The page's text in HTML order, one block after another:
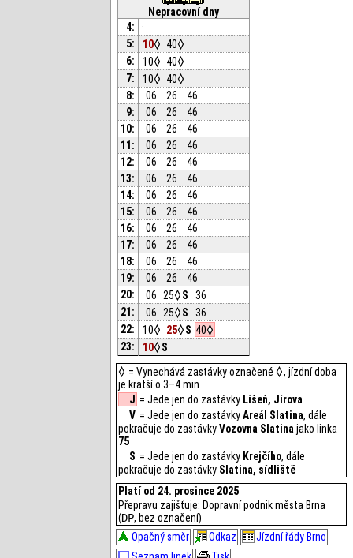
Nepracovní dny
4:
·
5:
10
40
6:
10
40
7:
10
40
8:
06 26
46
9:
06 26
46
10:
06 26
46
11:
06 26
46
12:
06 26
46
13:
06 26
46
14:
06 26
46
15:
06 26
46
16:
06 26
46
17:
06 26
46
18:
06 26
46
19:
06 26
46
20:
06 25 S
36
21:
06 25 S
36
22:
10 25 S 40
23:
10
S
= Vynechává zastávky označené
, jízdní doba
je kratší o 3–4 min
J = Jede jen do zastávky Líšeň, Jírova
V = Jede jen do zastávkyAreál Slatina, dále
pokračuje do zastávkyVozovna Slatina jako linka
75
S = Jede jen do zastávky Krejčího, dále
pokračuje do zastávky Slatina, sídliště
Platí od 24. prosince 2025
Přepravu zajišťuje: Dopravní podnik města Brna
(DP, bez označení)
Opačný směr
Odkaz
Jízdní řády Brno